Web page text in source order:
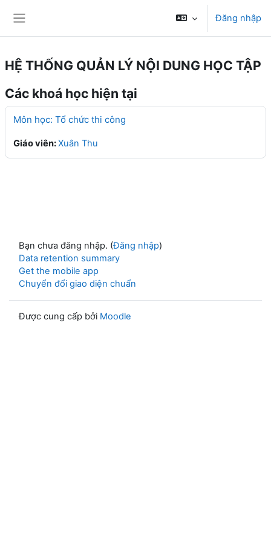
Đăng nhập
HỆ THỐNG QUẢN LÝ NỘI DUNG HỌC TẬP
Các khoá học hiện tại
Môn học: Tổ chức thi công
Giáo viên:Xuân Thu
Bạn chưa đăng nhập. (Đăng nhập)
Data retention summary
Get the mobile app
Chuyển đổi giao diện chuẩn
Được cung cấp bởi Moodle